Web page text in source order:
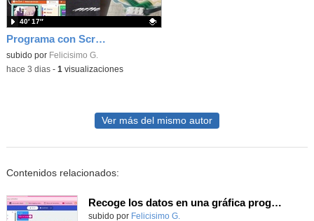
Programa con Scratch juegos con los partidos del mundial 2026 ganados por España
Contenido educativo.
subido por Felicisimo G.
40′ 17″
-hace 3 dias- 1 visualizaciones
Ver más del mismo autor
Contenidos relacionados:
Recoge los datos en una gráfica programando tu placa microbit con MakeCode y conoce la Tª y nivel de luz en este eclipse
Contenido educativo.
subido por Felicisimo G.